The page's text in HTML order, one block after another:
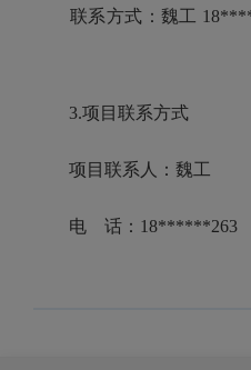
联系方式：魏
3.项目联系方式
项目联系人：魏工
电 话：18******263